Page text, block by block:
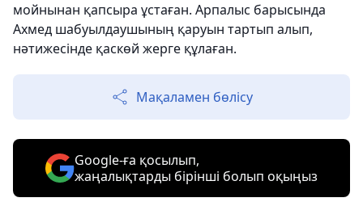
мойнынан қапсыра ұстаған. Арпалыс барысында
Ахмед шабуылдаушының қаруын тартып алып,
нәтижесінде қаскөй жерге құлаған.
Мақаламен бөлісу
Google-ға қосылып,
жаңалықтарды бірінші болып оқыңыз